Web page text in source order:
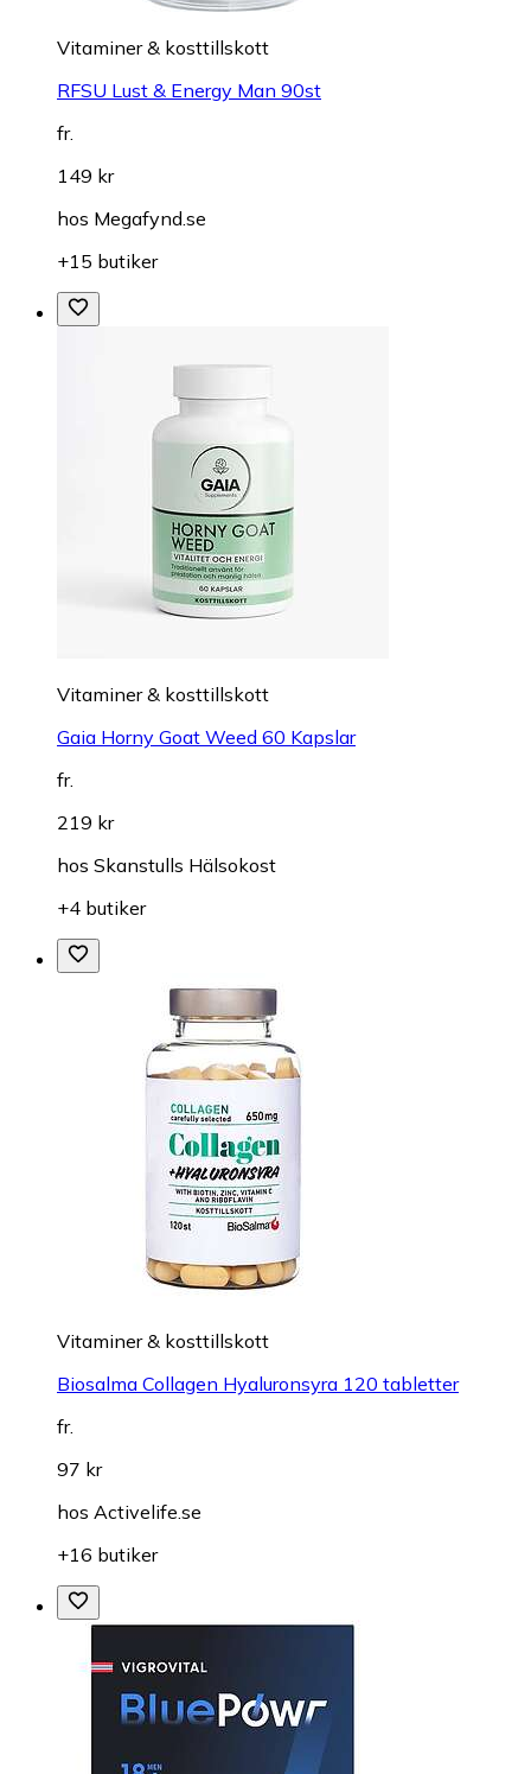
Vitaminer & kosttillskott
RFSU Lust & Energy Man 90st
fr.
149 kr
hos Megafynd.se
+15 butiker
Vitaminer & kosttillskott
Gaia Horny Goat Weed 60 Kapslar
fr.
219 kr
hos Skanstulls Hälsokost
+4 butiker
Vitaminer & kosttillskott
Biosalma Collagen Hyaluronsyra 120 tabletter
fr.
97 kr
hos Activelife.se
+16 butiker